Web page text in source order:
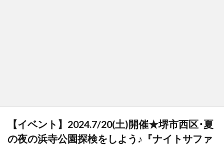
【イベント】2024.7/20(土)開催★堺市西区･夏
の夜の浜寺公園探検をしよう♪『ナイトサファ